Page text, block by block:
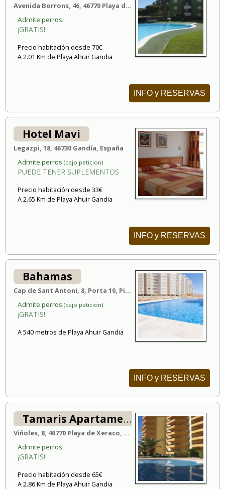
Avenida Borrons, 46, 46770 Playa de Xeraco, España
Admite perros.
¡GRATIS!
Precio habitación desde 70€
A 2.01 Km de Playa Ahuir Gandia
INFO y RESERVAS
Hotel Mavi
Legazpi, 18, 46730 Gandía, España
Admite perros (bajo peticion)
PUEDE TENER SUPLEMENTOS
Precio habitación desde 33€
A 2.65 Km de Playa Ahuir Gandia
INFO y RESERVAS
Bahamas
Cap de Sant Antoni, 8, Porta 10, Pis 5, 46730 Caserío La Estación, España
Admite perros (bajo peticion)
¡GRATIS!
A 540 metros de Playa Ahuir Gandia
INFO y RESERVAS
Tamaris Apartamentos
Viñoles, 8, 46770 Playa de Xeraco, España
Admite perros.
¡GRATIS!
Precio habitación desde 65€
A 2.86 Km de Playa Ahuir Gandia